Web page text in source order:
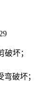
坏；
破坏；